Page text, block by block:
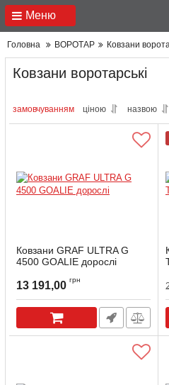
Меню
Головна ВОРОТАР Ковзани
Ковзани воротарські
замовчуванням ціною назвою
Ковзани GRAF ULTRA G
4500 GOALIE дорослі
13 191,00 грн